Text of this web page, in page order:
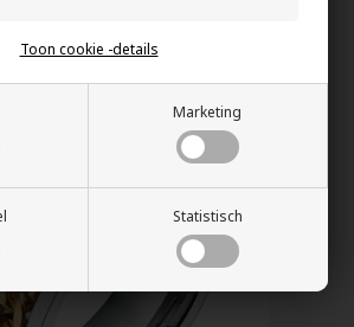
Marketing
Statistisch
Toon cookie -details
gekocht hebben ook